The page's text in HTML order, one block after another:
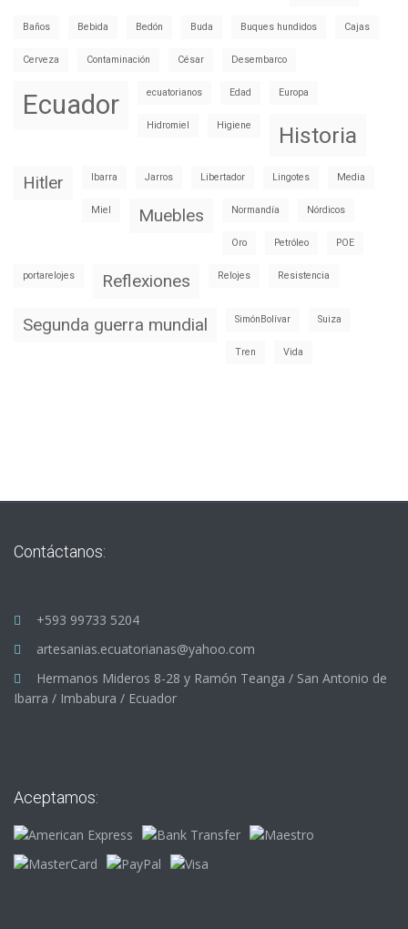
Baños Bebida Bedón Buda Buques hundidos Cajas
Cerveza Contaminación César Desembarco
Ecuador ecuatorianos Edad Europa
Hidromiel Higiene Historia
Hitler Ibarra Jarros Libertador Lingotes Media
Miel Muebles Normandía Nórdicos
Oro Petróleo POE
portarelojes Reflexiones Relojes Resistencia
Segunda guerra mundial SimónBolívar Suiza
Tren Vida
Contáctanos:
+593 99733 5204
artesanias.ecuatorianas@yahoo.com
Hermanos Mideros 8-28 y Ramón Teanga / San Antonio de
Ibarra / Imbabura / Ecuador
Aceptamos: